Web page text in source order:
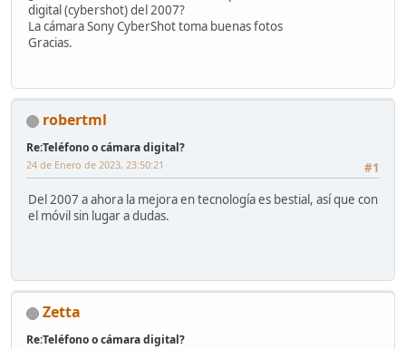
digital (cybershot) del 2007?
La cámara Sony CyberShot toma buenas fotos
Gracias.
robertml
Re:Teléfono o cámara digital?
#1
24 de Enero de 2023, 23:50:21
Del 2007 a ahora la mejora en tecnología es bestial, así que con
el móvil sin lugar a dudas.
Zetta
Re:Teléfono o cámara digital?